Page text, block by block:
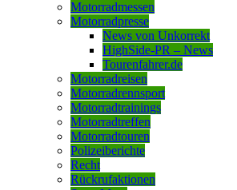
Motorradmessen
Motorradpresse
News von Unkorrekt
HighSide-PR – News
Tourenfahrer.de
Motorradreisen
Motorradrennsport
Motorradtrainings
Motorradtreffen
Motorradtouren
Polizeiberichte
Recht
Rückrufaktionen